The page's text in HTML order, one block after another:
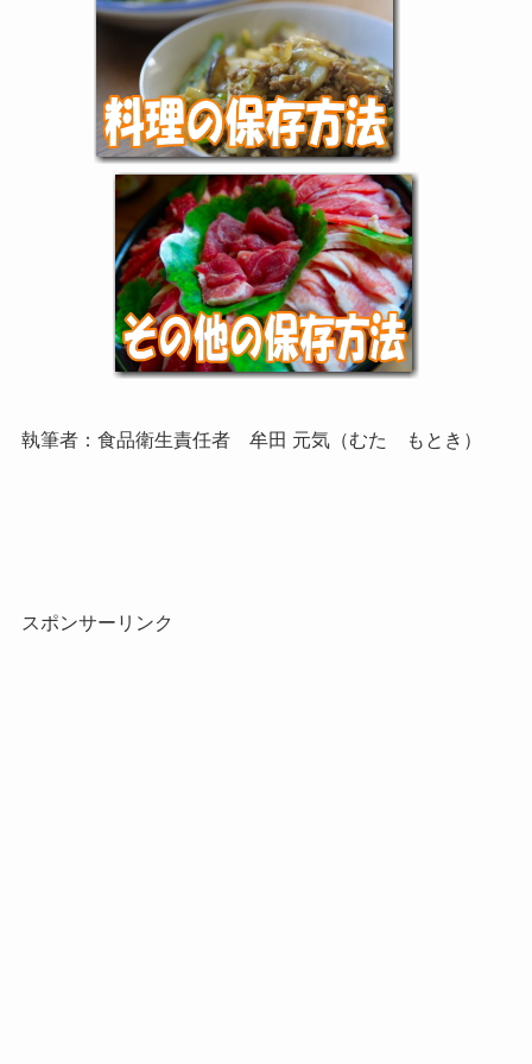
執筆者：食品衛生責任者 牟田 元気（むた もとき）
スポンサーリンク